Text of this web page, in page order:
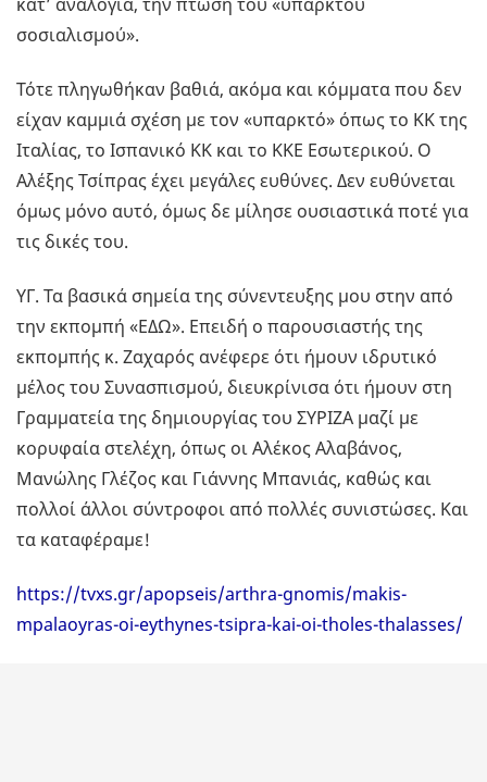
σοσιαλισμού».
Τότε πληγωθήκαν βαθιά, ακόμα και κόμματα που δεν
είχαν καμμιά σχέση με τον «υπαρκτό» όπως το ΚΚ της
Ιταλίας, το Ισπανικό ΚΚ και το ΚΚE Εσωτερικού. Ο
Αλέξης Τσίπρας έχει μεγάλες ευθύνες. Δεν ευθύνεται
όμως μόνο αυτό, όμως δε μίλησε ουσιαστικά ποτέ για
τις δικές του.
ΥΓ. Τα βασικά σημεία της σύνεντευξης μου στην από
την εκπομπή «ΕΔΩ». Επειδή ο παρουσιαστής της
εκπομπής κ. Ζαχαρός ανέφερε ότι ήμουν ιδρυτικό
μέλος του Συνασπισμού, διευκρίνισα ότι ήμουν στη
Γραμματεία της δημιουργίας του ΣΥΡΙΖΑ μαζί με
κορυφαία στελέχη, όπως οι Αλέκος Αλαβάνος,
Μανώλης Γλέζος και Γιάννης Μπανιάς, καθώς και
πολλοί άλλοι σύντροφοι από πολλές συνιστώσες. Και
τα καταφέραμε!
https://tvxs.gr/apopseis/arthra-gnomis/makis-
mpalaoyras-oi-eythynes-tsipra-kai-oi-tholes-thalasses/